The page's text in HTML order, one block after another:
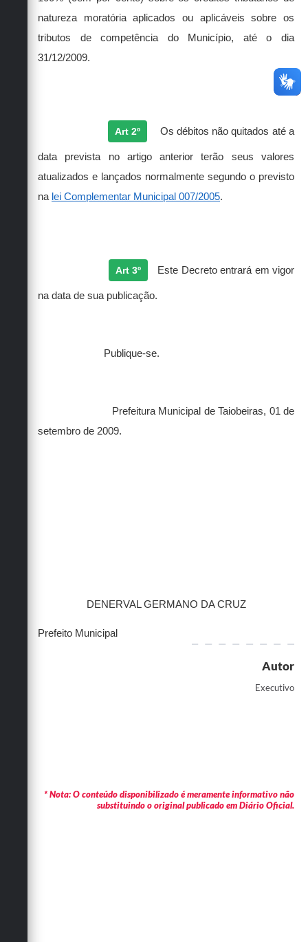
natureza moratória aplicados ou aplicáveis sobre os
tributos de competência do Município, até o dia
31/12/2009.
Art 2º Os débitos não quitados até a
data prevista no artigo anterior terão seus valores
atualizados e lançados normalmente segundo o previsto
na lei Complementar Municipal 007/2005.
Art 3º Este Decreto entrará em vigor
na data de sua publicação.
Publique-se.
Prefeitura Municipal de Taiobeiras, 01 de
setembro de 2009.
DENERVAL GERMANO DA CRUZ
Prefeito Municipal
Autor
Executivo
* Nota: O conteúdo disponibilizado é meramente informativo não
substituindo o original publicado em Diário Oficial.